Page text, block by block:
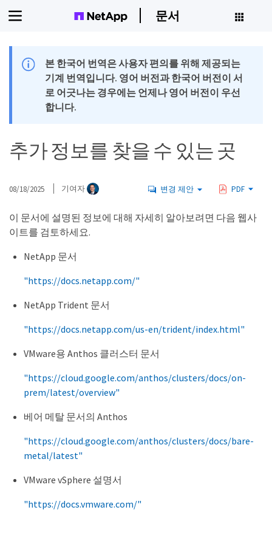
문서
본 한국어 번역은 사용자 편의를 위해 제공되는
기계 번역입니다. 영어 버전과 한국어 버전이 서
로 어긋나는 경우에는 언제나 영어 버전이 우선
합니다.
추가 정보를 찾을 수 있는 곳
08/18/2025 기여자 변경 제안 PDF
이 문서에 설명된 정보에 대해 자세히 알아보려면 다음 웹사
이트를 검토하세요.
NetApp 문서
"https://docs.netapp.com/"
NetApp Trident 문서
"https://docs.netapp.com/us-en/trident/index.html"
VMware용 Anthos 클러스터 문서
"https://cloud.google.com/anthos/clusters/docs/on-
prem/latest/overview"
베어 메탈 문서의 Anthos
"https://cloud.google.com/anthos/clusters/docs/bare-
metal/latest"
VMware vSphere 설명서
"https://docs.vmware.com/"